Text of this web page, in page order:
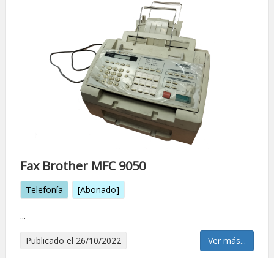
Fax Brother MFC 9050
Telefonía [Abonado]
...
Publicado el 26/10/2022 Ver más...